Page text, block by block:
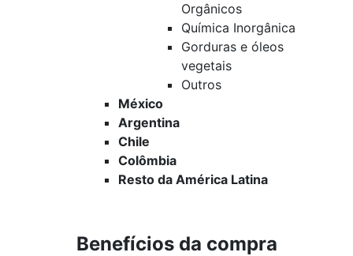
Orgânicos
Química Inorgânica
Gorduras e óleos
vegetais
Outros
México
Argentina
Chile
Colômbia
Resto da América Latina
Benefícios da compra